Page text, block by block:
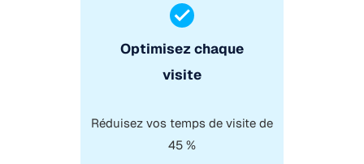
Optimisez chaque
visite
Réduisez vos temps de visite de
45 %